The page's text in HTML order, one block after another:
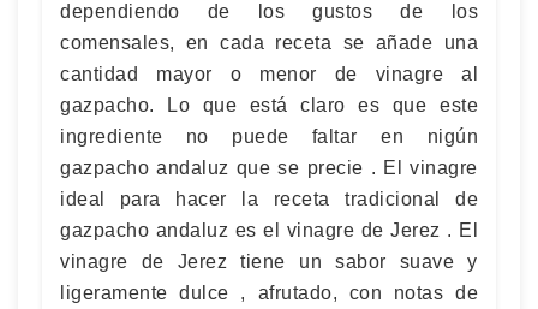
dependiendo de los gustos de los
comensales, en cada receta se añade una
cantidad mayor o menor de vinagre al
gazpacho. Lo que está claro es que este
ingrediente no puede faltar en nigún
gazpacho andaluz que se precie . El vinagre
ideal para hacer la receta tradicional de
gazpacho andaluz es el vinagre de Jerez . El
vinagre de Jerez tiene un sabor suave y
ligeramente dulce , afrutado, con notas de